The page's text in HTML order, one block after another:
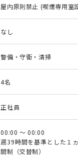
屋内原則禁止 (喫煙専用室
なし
警備・守衛・清掃
4名
正社員
00:00 ～ 00:00
週39時間を基準とした１
間制（交替制）